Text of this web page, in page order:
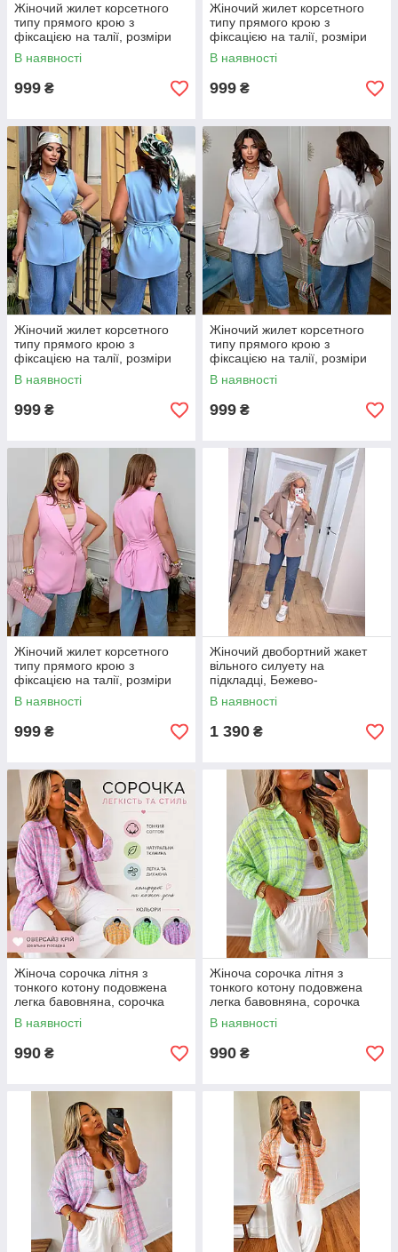
Жіночий жилет корсетного
типу прямого крою з
фіксацією на талії, розміри
48-50, 52-54, 56-58
В наявності
999 ₴
Жіночий жилет корсетного
типу прямого крою з
фіксацією на талії, розміри
48-50, 52-54, 56-58
В наявності
999 ₴
Жіночий жилет корсетного
типу прямого крою з
фіксацією на талії, розміри
48-50, 52-54, 56-58
В наявності
999 ₴
Жіночий жилет корсетного
типу прямого крою з
фіксацією на талії, розміри
48-50, 52-54, 56-58
В наявності
999 ₴
Жіночий жилет корсетного
типу прямого крою з
фіксацією на талії, розміри
48-50, 52-54, 56-58
В наявності
999 ₴
Жіночий двобортний жакет
вільного силуету на
підкладці, Бежево-
коричневий, розміри 42-44,
46-48, 50-52
В наявності
1 390 ₴
Жіноча сорочка літня з
тонкого котону подовжена
легка бавовняна, сорочка
туніка оверсайз розмір 42–52
В наявності
990 ₴
Жіноча сорочка літня з
тонкого котону подовжена
легка бавовняна, сорочка
туніка оверсайз розмір 42–52
В наявності
990 ₴